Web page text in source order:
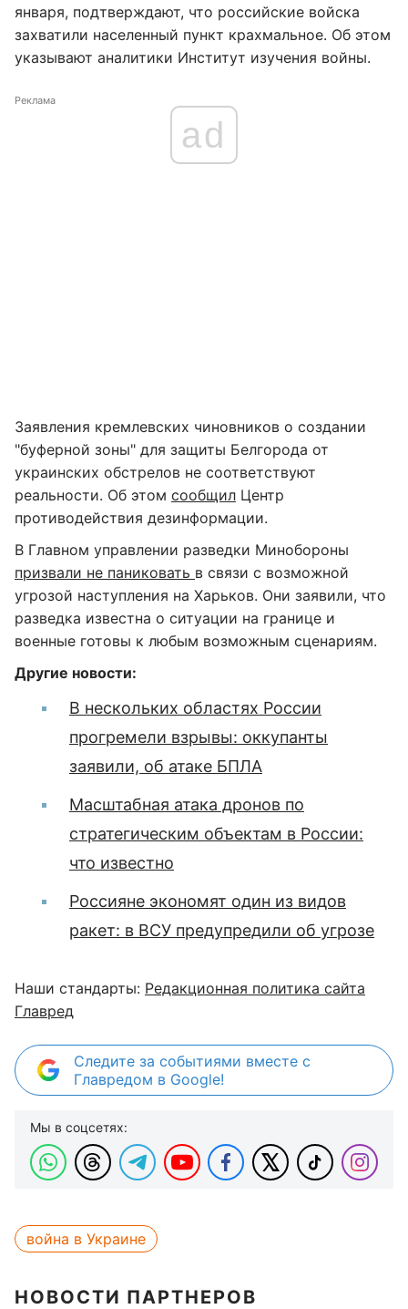
января, подтверждают, что российские войска
захватили населенный пункт крахмальное. Об этом
указывают аналитики Институт изучения войны.
Реклама
ad
Заявления кремлевских чиновников о создании
"буферной зоны" для защиты Белгорода от
украинских обстрелов не соответствуют
реальности. Об этом сообщил Центр
противодействия дезинформации.
В Главном управлении разведки Минобороны
призвали не паниковать в связи с возможной
угрозой наступления на Харьков. Они заявили, что
разведка известна о ситуации на границе и
военные готовы к любым возможным сценариям.
Другие новости:
В нескольких областях России
прогремели взрывы: оккупанты
заявили, об атаке БПЛА
Масштабная атака дронов по
стратегическим объектам в России:
что известно
Россияне экономят один из видов
ракет: в ВСУ предупредили об угрозе
Наши стандарты: Редакционная политика сайта
Главред
Следите за событиями вместе с
Главредом в Google!
Мы в соцсетях:
война в Украине
НОВОСТИ ПАРТНЕРОВ